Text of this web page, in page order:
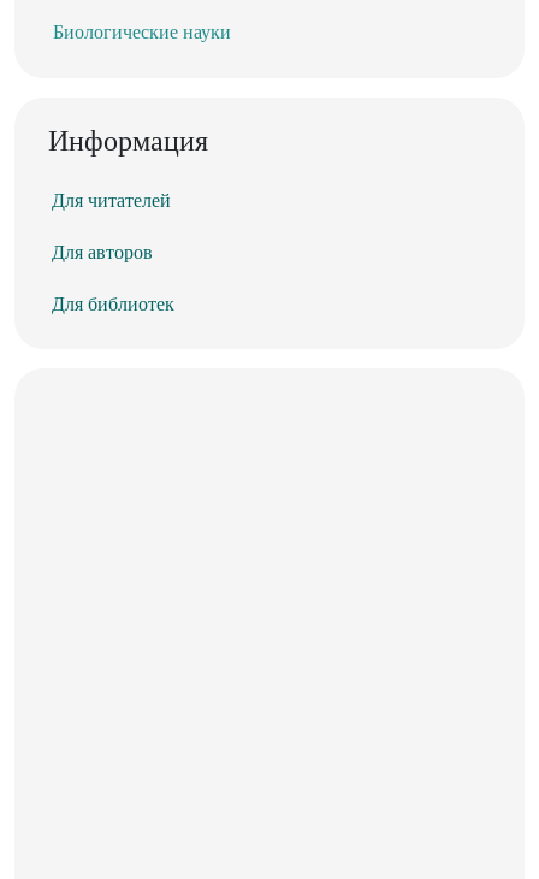
Биологические науки
Информация
Для читателей
Для авторов
Для библиотек